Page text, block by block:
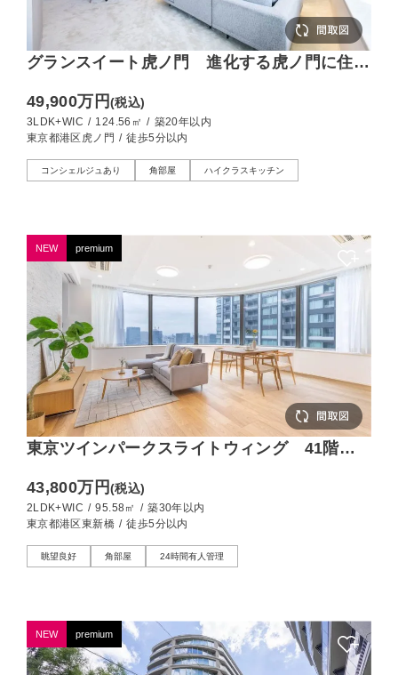
グランスイート虎ノ門 進化する虎ノ門に住ま
49,900万円(税込)
3LDK+WIC / 124.56㎡ / 築20年以内
東京都港区虎ノ門 / 徒歩5分以内
コンシェルジュあり 角部屋 ハイクラスキッチン
NEW premium
東京ツインパークスライトウィング 41階か
43,800万円(税込)
2LDK+WIC / 95.58㎡ / 築30年以内
東京都港区東新橋 / 徒歩5分以内
眺望良好 角部屋 24時間有人管理
NEW premium